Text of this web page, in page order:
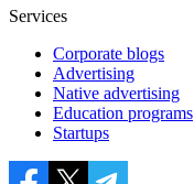
Services
Corporate blogs
Advertising
Native advertising
Education programs
Startups